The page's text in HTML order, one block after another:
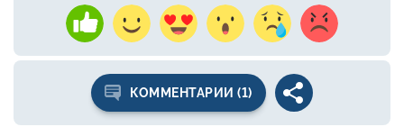
КОММЕНТАРИИ (1)